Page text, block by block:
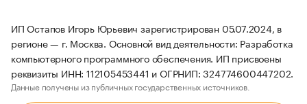
ИП Остапов Игорь Юрьевич зарегистрирован 05.07.2024, в
регионе — г. Москва. Основной вид деятельности: Разработка
компьютерного программного обеспечения. ИП присвоены
реквизиты ИНН: 112105453441 и ОГРНИП: 324774600447202.
Данные получены из публичных государственных источников.